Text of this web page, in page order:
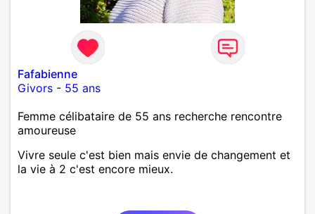
Fafabienne
Givors - 55 ans
Femme célibataire de 55 ans recherche rencontre
amoureuse
Vivre seule c'est bien mais envie de changement et
la vie à 2 c'est encore mieux.